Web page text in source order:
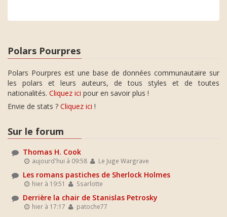
Polars Pourpres
Polars Pourpres est une base de données communautaire sur
les polars et leurs auteurs, de tous styles et de toutes
nationalités. Cliquez ici pour en savoir plus !
Envie de stats ? Cliquez ici !
Sur le forum
Thomas H. Cook
aujourd'hui à 09:58 Le Juge Wargrave
Les romans pastiches de Sherlock Holmes
hier à 19:51 Ssarlotte
Derrière la chair de Stanislas Petrosky
hier à 17:17 patoche77